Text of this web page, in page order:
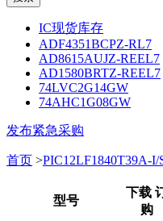
IC现货库存
ADF4351BCPZ-RL7
AD8615AUJZ-REEL7
AD1580BRTZ-REEL7
74LVC2G14GW
74AHC1G08GW
发布紧急采购
首页 >PIC12LF1840T39A-I/
型号
下载
购